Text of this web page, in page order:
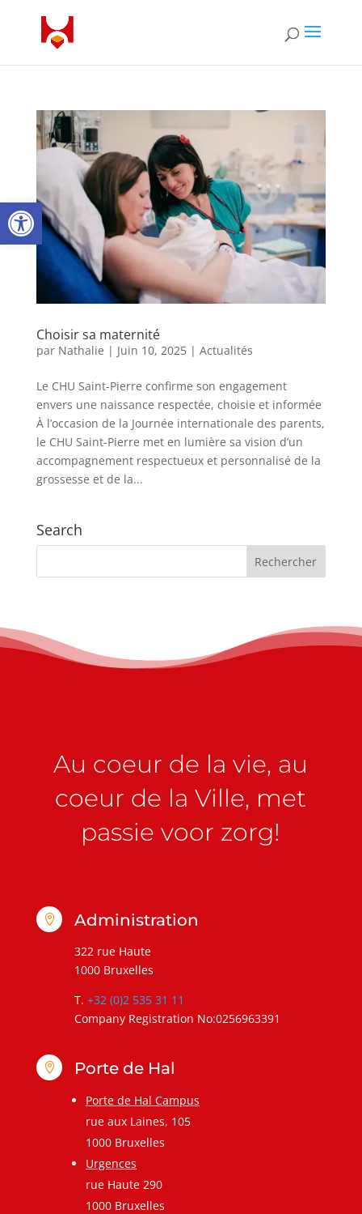
Ouvrir la barre d’outils
Choisir sa maternité
par Nathalie | Juin 10, 2025| Actualités
Le CHU Saint-Pierre confirme son engagement
envers une naissance respectée, choisie et informée
À l’occasion de la Journée internationale des parents,
le CHU Saint-Pierre met en lumière sa vision d’un
accompagnement respectueux et personnalisé de la
grossesse et de la...
Search
Au coeur de la vie, au
coeur de la Ville, met
passie voor zorg!
 Administration
322 rue Haute
1000 Bruxelles
T. +32 (0)2 535 31 11
Company Registration No:0256963391
 Porte de Hal
Porte de Hal Campus
rue aux Laines, 105
1000 Bruxelles
Urgences
rue Haute 290
1000 Bruxelles